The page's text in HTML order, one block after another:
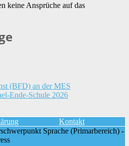
keine Ansprüche auf das
(BFD) an der MES
Ende-Schule 2026
Kontakt
Sprache (Primarbereich) -